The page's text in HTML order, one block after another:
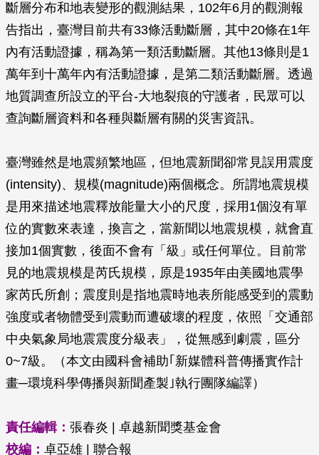
斷層分布和地表變形的觀測結果，102年6月的觀測報
告指出，臺灣目前共有33條活動斷層，其中20條在1年
內有活動證據，稱為第一類活動斷層。其他13條則是1
萬年到十萬年內有活動證據，是第二類活動斷層。透過
地質調查所設立的平台-大地裂痕的守護者，民眾可以
查詢斷層資料和各種與斷層有關的災害資訊。
臺灣雖然是地震頻繁地區，但地震新聞卻常見誤用震度
(intensity)、規模(magnitude)兩個概念。所謂地震規模
是用來描述地震釋放能量大小的尺度，採用1個沒有單
位的實數來表達，換言之，當新聞以地震規模，就會直
接加1個實數，後面不會有「級」或任何單位。目前常
見的地震規模是芮氏規模，原是1935年由美國地震學
家芮氏所創；震度則是指地震時地表所能感受到的震動
強度或者物體受到震動而遭破壞的程度，依照「交通部
中央氣象局地震震度分級表」，從無感到劇震，區分
0~7級。（本文由國科會補助｢新媒體科普傳播實作計
畫─環境科學傳播與新聞產製｣執行團隊編譯）
責任編輯： 張春炎 | 卓越新聞獎基金會
校編： 卓亞雄 | 聯合報